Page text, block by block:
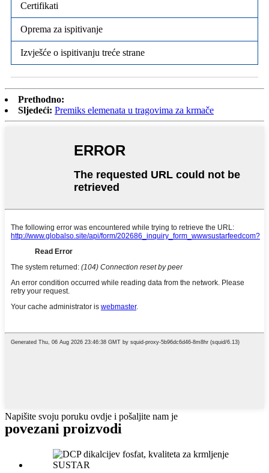
Certifikati
Oprema za ispitivanje
Izvješće o ispitivanju treće strane
Prethodno:
Sljedeći: Premiks elemenata u tragovima za krmače
Napišite svoju poruku ovdje i pošaljite nam je
povezani proizvodi